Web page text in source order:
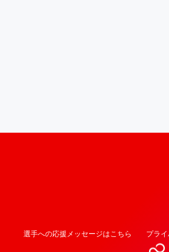
選手への応援メッセージはこちら プラ